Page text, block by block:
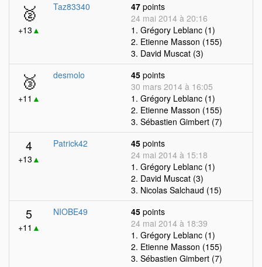
🥈
+13 ▲
Taz83340 47 points
24 mai 2014 à 20:16
1. Grégory Leblanc (1)
2. Etienne Masson (155)
3. David Muscat (3)
🥉
+11 ▲
desmolo 45 points
30 mars 2014 à 16:05
1. Grégory Leblanc (1)
2. Etienne Masson (155)
3. Sébastien Gimbert (7)
4
+13 ▲
Patrick42 45 points
24 mai 2014 à 15:18
1. Grégory Leblanc (1)
2. David Muscat (3)
3. Nicolas Salchaud (15)
5
+11 ▲
NIOBE49 45 points
24 mai 2014 à 18:39
1. Grégory Leblanc (1)
2. Etienne Masson (155)
3. Sébastien Gimbert (7)